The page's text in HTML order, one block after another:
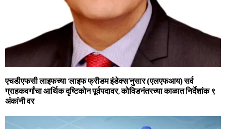
एचडीएफसी लाइफच्या ‘लाइफ फ्रीडम इंडेक्स’नुसार (एलएफआय) सर्व
ग्राहकवर्गांचा आर्थिक दृष्टिकोन पूर्वपदावर, कोविडनंतरच्या काळात निर्देशांक ९
अंकांनी वर